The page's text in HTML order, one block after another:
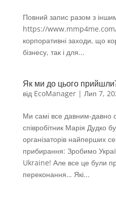
Повний запис разом з
https://
корпоративні заходи, що
бізнесу, так і для...
Як ми до цього
від EcoManager| Лип 7,
Ми самі все давним-давно
співробітник Марія Дудко
організаторів найперших
прибирання: Зробимо
Ukraine! Але все це були
переконання… Які...